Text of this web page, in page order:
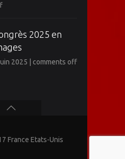
2025 en
2025 | comments off
France Etats-Unis